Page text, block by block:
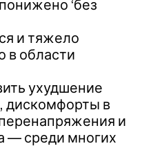
‘без
и тяжело
в области
ухудшение
дискомфорты в
и
— среди многих